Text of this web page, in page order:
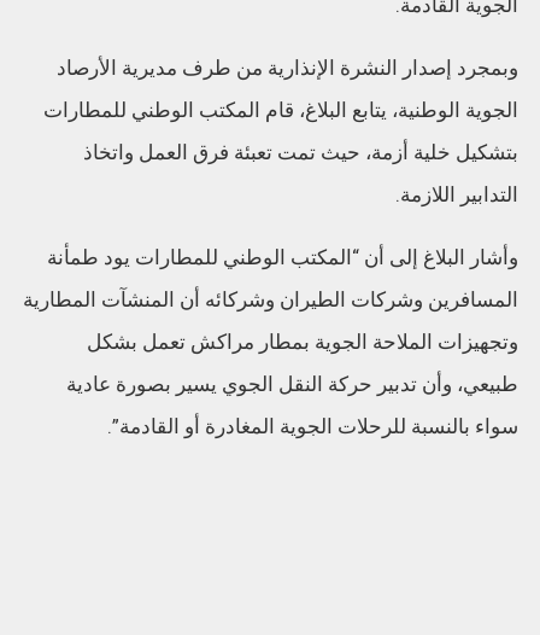
الجوية القادمة.
وبمجرد إصدار النشرة الإنذارية من طرف مديرية الأرصاد
الجوية الوطنية، يتابع البلاغ، قام المكتب الوطني للمطارات
بتشكيل خلية أزمة، حيث تمت تعبئة فرق العمل واتخاذ
التدابير اللازمة.
وأشار البلاغ إلى أن “المكتب الوطني للمطارات يود طمأنة
المسافرين وشركات الطيران وشركائه أن المنشآت المطارية
وتجهيزات الملاحة الجوية بمطار مراكش تعمل بشكل
طبيعي، وأن تدبير حركة النقل الجوي يسير بصورة عادية
سواء بالنسبة للرحلات الجوية المغادرة أو القادمة”.